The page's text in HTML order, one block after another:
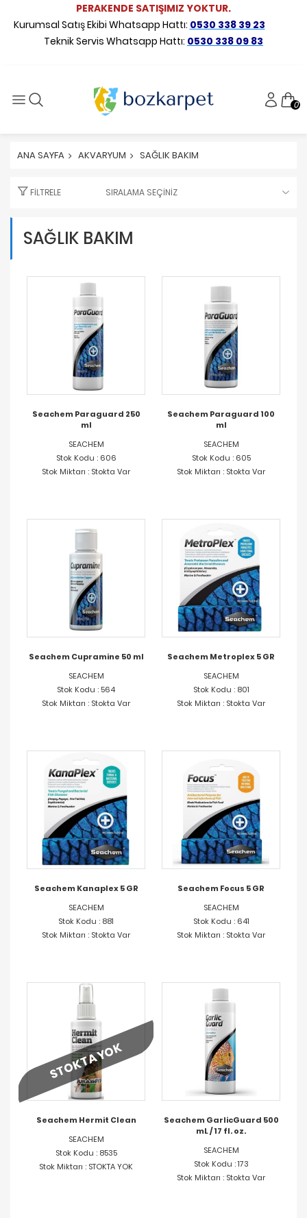
PERAKENDE SATIŞIMIZ YOKTUR.
Kurumsal Satış Ekibi Whatsapp Hattı: 0530 338 39 23
Teknik Servis Whatsapp Hattı: 0530 338 09 83
0
ANA SAYFA AKVARYUM SAĞLIK BAKIM
FILTRELE
SAĞLIK BAKIM
Seachem Paraguard 250
ml
SEACHEM
Stok Kodu : 606
Stok Miktarı : Stokta Var
Seachem Paraguard 100
ml
SEACHEM
Stok Kodu : 605
Stok Miktarı : Stokta Var
Seachem Cupramine 50 ml
SEACHEM
Stok Kodu : 564
Stok Miktarı : Stokta Var
Seachem Metroplex 5 GR
SEACHEM
Stok Kodu : 801
Stok Miktarı : Stokta Var
Seachem Kanaplex 5 GR
SEACHEM
Stok Kodu : 881
Stok Miktarı : Stokta Var
Seachem Focus 5 GR
SEACHEM
Stok Kodu : 641
Stok Miktarı : Stokta Var
STOKTA YOK
Seachem Hermit Clean
SEACHEM
Stok Kodu : 8535
Stok Miktarı : STOKTA YOK
Seachem GarlicGuard 500
mL / 17 fl. oz.
SEACHEM
Stok Kodu : 173
Stok Miktarı : Stokta Var